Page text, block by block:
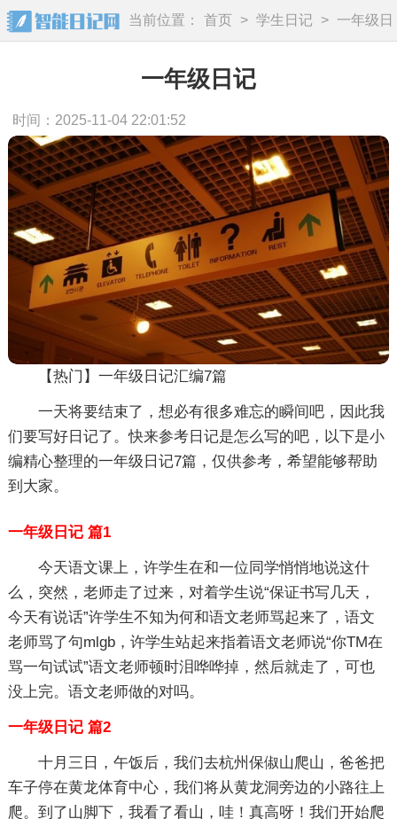
当前位置： 首页 > 学生日记 >
一年级日
记
一年级日记
时间：2025-11-04 22:01:52
【热门】一年级日记汇编7篇
一天将要结束了，想必有很多难忘的瞬间吧，因此我
们要写好日记了。快来参考日记是怎么写的吧，以下是小
编精心整理的一年级日记7篇，仅供参考，希望能够帮助
到大家。
一年级日记 篇1
今天语文课上，许学生在和一位同学悄悄地说这什
么，突然，老师走了过来，对着学生说“保证书写几天，
今天有说话”许学生不知为何和语文老师骂起来了，语文
老师骂了句mlgb，许学生站起来指着语文老师说“你TM在
骂一句试试”语文老师顿时泪哗哗掉，然后就走了，可也
没上完。语文老师做的对吗。
一年级日记 篇2
十月三日，午饭后，我们去杭州保俶山爬山，爸爸把
车子停在黄龙体育中心，我们将从黄龙洞旁边的小路往上
爬。到了山脚下，我看了看山，哇！真高呀！我们开始爬